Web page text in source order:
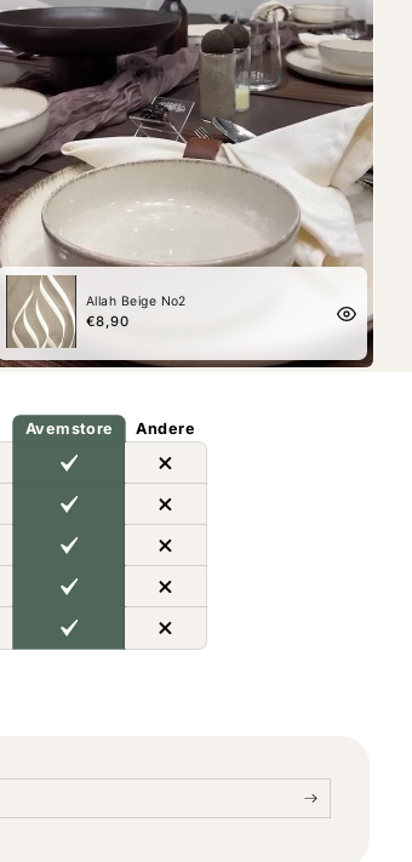
Allah Beige No2
€8,90
Avemstore Andere